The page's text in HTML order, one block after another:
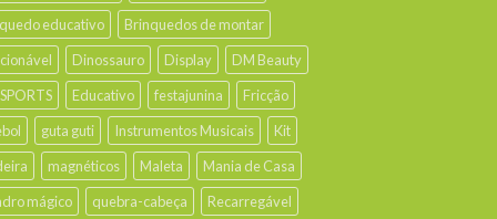
educativo
Brinquedos de montar
Dinossauro Display
DM Beauty
Educativo festajunina
Fricção
guta guti Instrumentos Musicais
Kit
magnéticos Maleta
Mania de Casa
mágico
quebra-cabeça Recarregável